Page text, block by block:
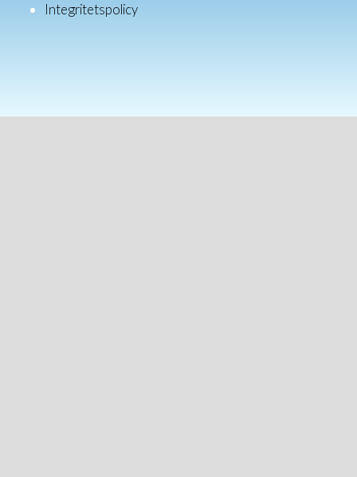
Integritetspolicy